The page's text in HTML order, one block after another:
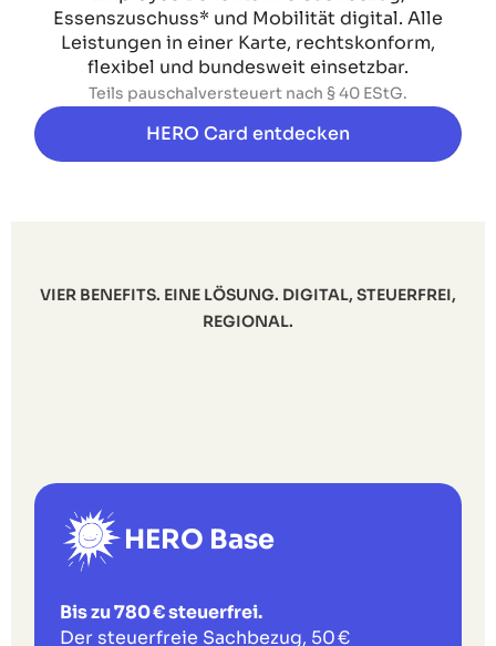
Essenszuschuss* und Mobilität digital. Alle
Leistungen in einer Karte, rechtskonform,
flexibel und bundesweit einsetzbar.
HERO Card entdecken
Teils pauschalversteuert nach § 40 EStG.
VIER BENEFITS. EINE LÖSUNG. DIGITAL, STEUERFREI,
REGIONAL.
HERO Base
Bis zu 780 € steuerfrei.
Der steuerfreie Sachbezug, 50 €